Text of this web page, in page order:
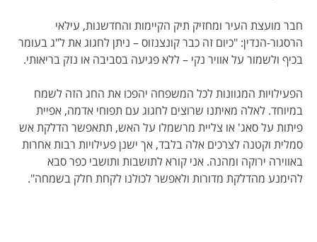
חבר מועצת העיר ומחזיק תיק הקיימות והחדשנות, עילאי
הרסגור-הנדין: "כיום זה כבר קונצנזוס – ניתן לחגוג את ל"ג בעומר
בכיף ולשמור על אוויר נקי – ללא פגיעה בסביבה או נזק בריאותי.
הפעילויות המגוונות לכל המשפחה יהפכו את החג הזה לשמח
במיוחד. לאלה מאיתנו שרוצים לחגוג עם תפוחי אדמה, אפיית
פיתות על סאג' או צליית מרשמלו על האש, תתאפשר הדלקת אש
סמלית וקטנה לצרכים אלה בלבד, אך ישנן פעילויות רבות אחרות
באווירה ירוקה ומהנה. אני קורא לתושבות ותושבי כפר סבא
להימנע מהדלקת מדורות ולאפשר לכולנו לקחת חלק בשמחה".